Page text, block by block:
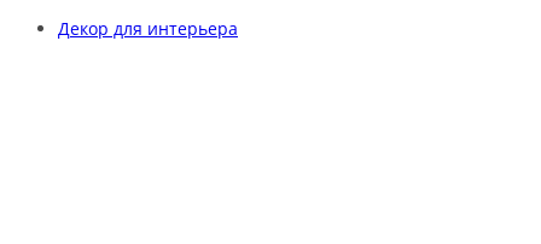
Декор для интерьера